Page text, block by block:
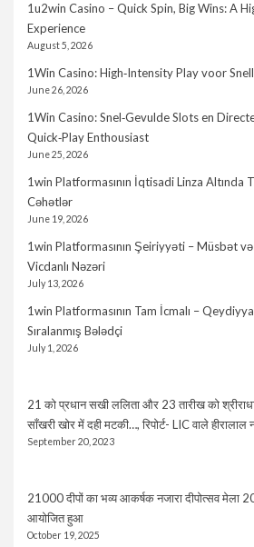
1u2win Casino – Quick Spin, Big Wins: A
Experience
August 5, 2026
1Win Casino: High‑Intensity Play voor
June 26, 2026
1Win Casino: Snel‑Gevulde Slots en
Quick‑Play Enthousiast
June 25, 2026
1win Platformasının İqtisadi Linza Altında
Cəhətlər
June 19, 2026
1win Platformasının Şeiriyyəti – Müsbət
Vicdanlı Nəzəri
July 13, 2026
1win Platformasının Tam İcmalı –
Sıralanmış Bələdçi
July 1, 2026
21 को प्रधान सखी ललिता और 23 तारीख को
साँखरी खोर में दही मटकी…, रिपोर्ट- LIC वाले
September 20, 2023
21000 दीपों का भव्य आकर्षक नजारा दीपोत्सव मेला
आयोजित हुआ
October 19, 2025